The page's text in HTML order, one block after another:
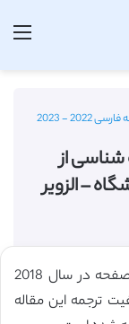
- 2023
شناسی از
– الزویر
این مقاله انگلیسی ISI در نشریه الزویر در 13 صفحه در سال 2018
کیفیت ترجمه این مقاله